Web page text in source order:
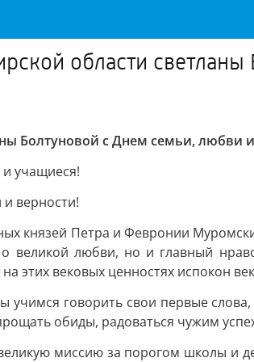
области
Болтуновой с Днем семьи, любви
учащиеся!
верности!
князей Петра и Февронии
любви, но и главный
этих вековых ценностях испокон
говорить свои первые
обиды, радоваться чужим
миссию за порогом школы и